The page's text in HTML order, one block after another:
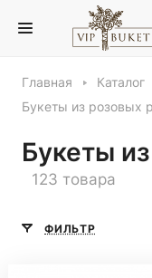
Главная Каталог
Букеты из розовых
Букеты
123 товара
ФИЛЬТР